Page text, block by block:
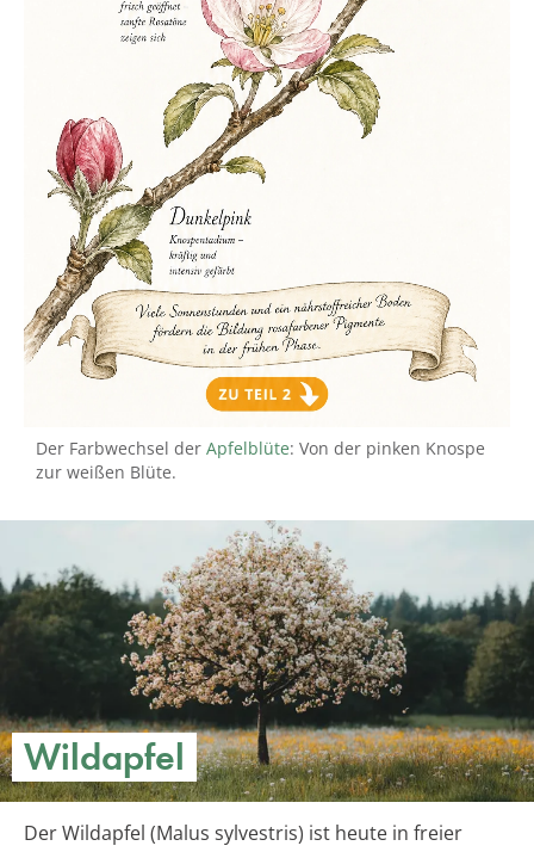
Der Farbwechsel der Apfelblüte: Von der pinken Knospe
zur weißen Blüte.
Wildapfel
Der Wildapfel (Malus sylvestris) ist heute in freier